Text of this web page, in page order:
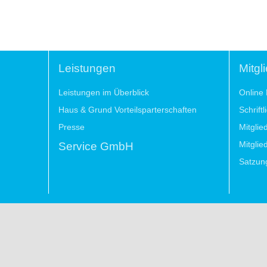
Leistungen
Leistungen im Überblick
Haus & Grund Vorteilsparterschaften
Presse
Service GmbH
Online